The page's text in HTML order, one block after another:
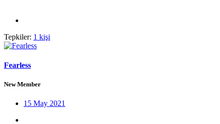
Tepkiler: 1 kişi
Fearless
New Member
15 May 2021